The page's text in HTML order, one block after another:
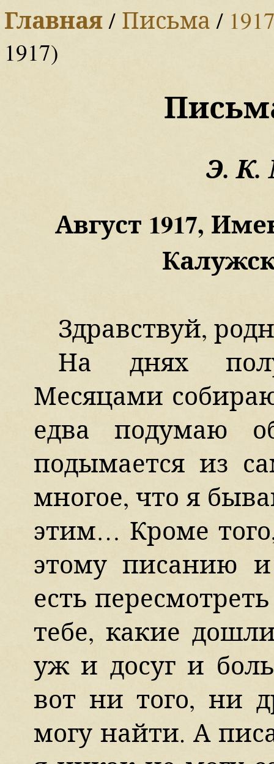
Главная/ Письма /
1917)
Э. К.
Август 1917,
Здравствуй,
На днях
Месяцами
едва подумаю
подымается из
многое, что я
этим… Кроме
этому писанию
есть
тебе, какие
уж и досуг и
вот ни того, ни
могу найти. А